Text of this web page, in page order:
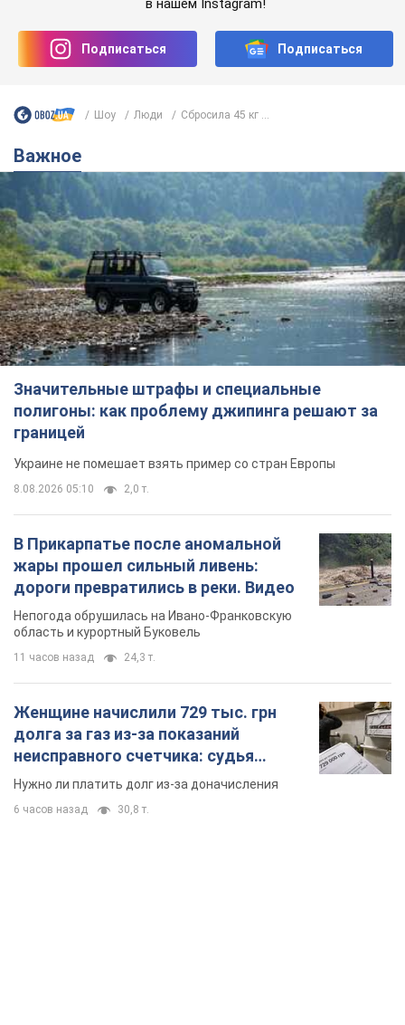
в нашем Instagram!
Подписаться Подписаться
Шоу Люди Сбросила 45 кг ...
Важное
Значительные штрафы и специальные
полигоны: как проблему джипинга решают за
границей
Украине не помешает взять пример со стран Европы
8.08.2026 05:10 2,0 т.
В Прикарпатье после аномальной
жары прошел сильный ливень:
дороги превратились в реки. Видео
Непогода обрушилась на Ивано-Франковскую
область и курортный Буковель
11 часов назад 24,3 т.
Женщине начислили 729 тыс. грн
долга за газ из-за показаний
неисправного счетчика: судья
вынес неожиданное решение
Нужно ли платить долг из-за доначисления
6 часов назад 30,8 т.